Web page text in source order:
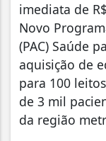
imediata de
Novo
(PAC) Saúde
aquisição de
para 100
de 3 mil
da região